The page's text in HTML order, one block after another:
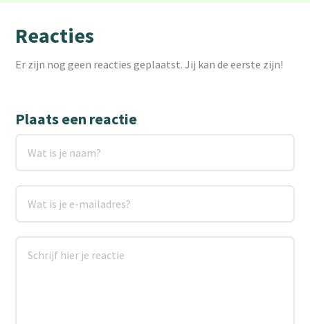
Reacties
Er zijn nog geen reacties geplaatst. Jij kan de eerste zijn!
Plaats een reactie